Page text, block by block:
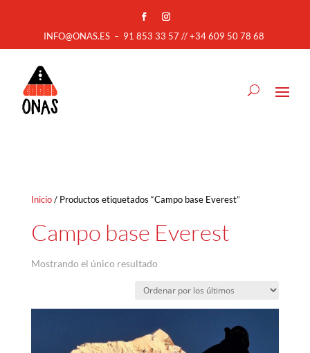
INFO@ONAS.ES – 91 853 33 57 // +34 609 50 78 68
Inicio/ Productos etiquetados “Campo base Everest”
Campo base Everest
Mostrando el único resultado